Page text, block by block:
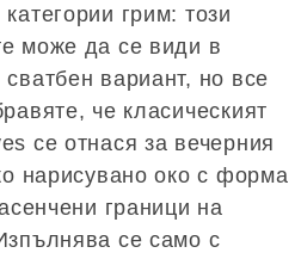
грим: този
може да се види в
вариант, но все
че класическият
се отнася за вечерния
нарисувано око с форма
граници на
се само с